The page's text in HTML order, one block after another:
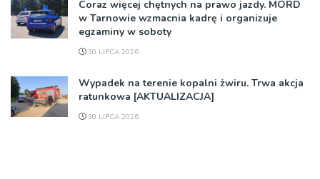
Coraz więcej chętnych na prawo jazdy. MORD
w Tarnowie wzmacnia kadrę i organizuje
egzaminy w soboty
30 LIPCA 2026
Wypadek na terenie kopalni żwiru. Trwa akcja
ratunkowa [AKTUALIZACJA]
30 LIPCA 2026